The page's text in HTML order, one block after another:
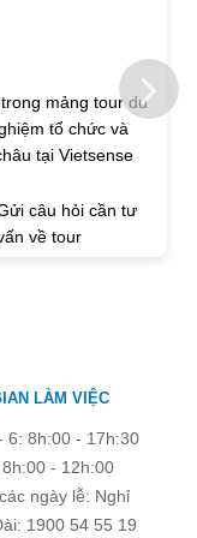
Vui lòng không để
mảng tour du
tổ chức và
tại Vietsense
câu hỏi cần tư
về tour
LÀM VIỆC
6: 8h:00 - 17h:30
- 12h:00
ngày lễ: Nghỉ
1900 54 55 19